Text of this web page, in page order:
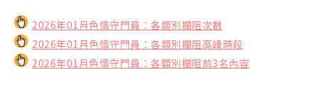
2026年01月色情守門員：各類別攔阻次數
2026年01月色情守門員：各類別攔阻高峰時段
2026年01月色情守門員：各類別攔阻前3名內容